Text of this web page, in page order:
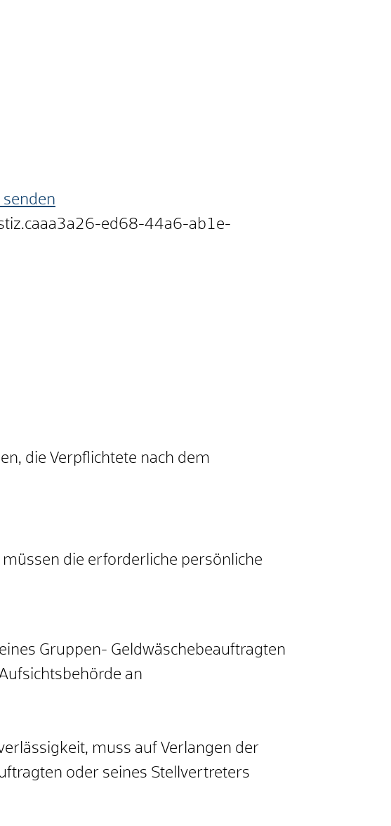
ed68-44a6-ab1e-
die Verpflichtete nach dem
die erforderliche persönliche
Gruppen- Geldwäschebeauftragten
an
muss auf Verlangen der
oder seines Stellvertreters